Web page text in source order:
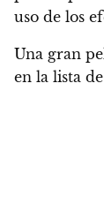
uso de los
Una gran
en la lista